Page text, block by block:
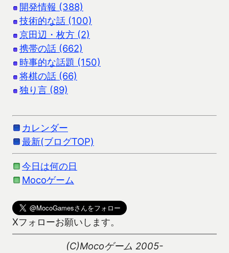
開発情報 (388)
技術的な話 (100)
京田辺・枚方 (2)
携帯の話 (662)
時事的な話題 (150)
将棋の話 (66)
独り言 (89)
カレンダー
最新(ブログTOP)
今日は何の日
Mocoゲーム
Xフォローお願いします。
(C)Mocoゲーム 2005-